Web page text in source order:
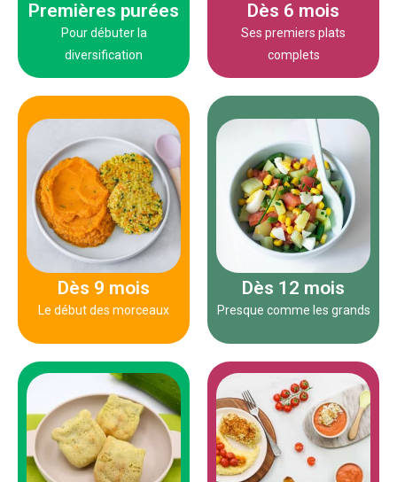
Premières purées
Pour débuter la
diversification
Dès 6 mois
Ses premiers plats
complets
Dès 9 mois
Le début des morceaux
10 plats / semaine
On propose encore plus de
textures différentes et des
finger foods pour
apprendre à bébé à
mastiquer (même sans
dents) !​
Dès 12 mois
Presque comme les grands
10 plats / semaine
Les repas de bébé sont
encore plus variés. Bébé
mange presque comme les
grands. Il commence à
apprécier les vrais
morceaux, et peut goûter
(presque) de tout !​
ou ceux qui découvrent
progressivement les
morceaux.
enfants ! Des propositions
d’adaptation sont
indiquées pour chaque
étape de la diversification.